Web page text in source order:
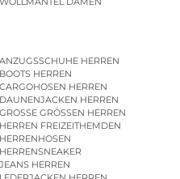
ANZUGSSCHUHE HERREN
BOOTS HERREN
CARGOHOSEN HERREN
DAUNENJACKEN HERREN
GROSSE GRÖSSEN HERREN
HERREN FREIZEITHEMDEN
HERRENHOSEN
HERRENSNEAKER
JEANS HERREN